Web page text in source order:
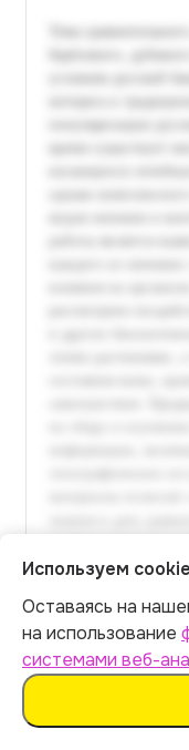
Итог:449р.
Используем
Оставаясь на
на использование
системами веб-